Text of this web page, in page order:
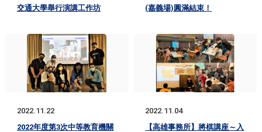
交通大學舉行演講工作坊
(嘉義場)圓滿結束！
2022.11.22
2022年度第3次中等教育機關
2022.11.04
【高雄事務所】將棋講座～入